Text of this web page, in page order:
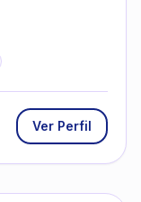
Ver Perfil